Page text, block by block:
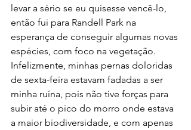
levar a sério se eu quisesse vencê-lo,
então fui para Randell Park na
esperança de conseguir algumas novas
espécies, com foco na vegetação.
Infelizmente, minhas pernas doloridas
de sexta-feira estavam fadadas a ser
minha ruína, pois não tive forças para
subir até o pico do morro onde estava
a maior biodiversidade, e com apenas